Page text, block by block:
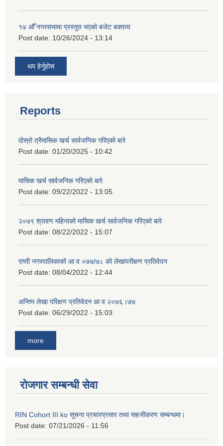
१४ औँ नगरसभामा प्रस्तुत भएको बजेट बक्तव्य
Post date: 10/26/2024 - 13:14
थप हेर्नुहोस
Reports
दोस्रो त्रैमासिक खर्च सार्वजनिक गरिएको बारे
Post date: 01/20/2025 - 10:42
मासिक खर्च सार्वजनिक गरिएको बारे
Post date: 09/22/2022 - 13:05
२०७९ श्रावण महिनाको मासिक खर्च सार्वजनिक गरिएको बारे
Post date: 08/22/2022 - 15:07
राप्ती नगरपालिकाको आ व ०७७/७८ को लेखापरीक्षण प्रतिवेदन
Post date: 08/04/2022 - 12:44
अन्तिम लेखा परिक्षण प्रतिवेदन आ व २०७६।७७
Post date: 06/29/2022 - 15:03
more
रोजगार सम्बन्धी सेवा
RIN Cohort III ko सूचना प्रचारप्रसार तथा सहजीकरण सम्बन्धमा।
Post date: 07/21/2026 - 11:56